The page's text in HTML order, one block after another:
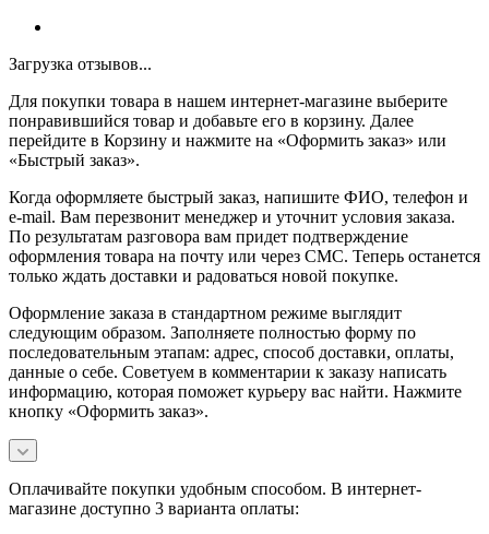
Загрузка отзывов...
Для покупки товара в нашем интернет-магазине выберите
понравившийся товар и добавьте его в корзину. Далее
перейдите в Корзину и нажмите на «Оформить заказ» или
«Быстрый заказ».
Когда оформляете быстрый заказ, напишите ФИО, телефон и
e-mail. Вам перезвонит менеджер и уточнит условия заказа.
По результатам разговора вам придет подтверждение
оформления товара на почту или через СМС. Теперь останется
только ждать доставки и радоваться новой покупке.
Оформление заказа в стандартном режиме выглядит
следующим образом. Заполняете полностью форму по
последовательным этапам: адрес, способ доставки, оплаты,
данные о себе. Советуем в комментарии к заказу написать
информацию, которая поможет курьеру вас найти. Нажмите
кнопку «Оформить заказ».
Оплачивайте покупки удобным способом. В интернет-
магазине доступно 3 варианта оплаты: